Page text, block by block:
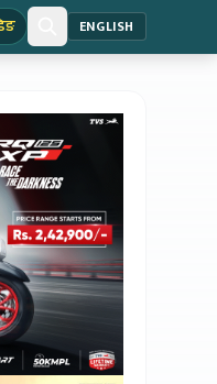
ENGLISH